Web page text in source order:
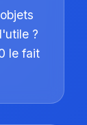
?
le fait